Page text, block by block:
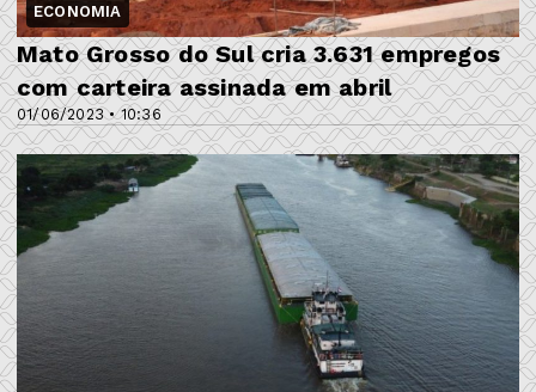
ECONOMIA
01/06/2023 • 10:36
Mato Grosso do Sul cria 3.631 empregos
com carteira assinada em abril